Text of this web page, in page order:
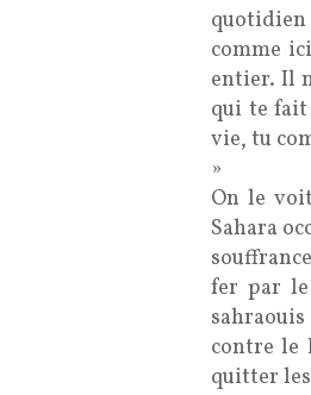
comme
entier. Il
qui te fait
vie, tu
»
On le
Sahara
fer par le
contre le
quitter